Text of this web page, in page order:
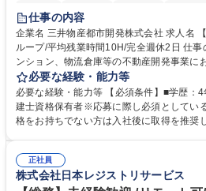
在宅OK
賞与あり
駅近5分以内
土日祝休み 寮・社宅あ
仕事の内容
企業名 三井物産都市開発株式会社 求人名 【営業事務】業務職/三井物産グ
ループ/平均残業時間10H/完全週休2日 仕事の内容 オフィスビル、賃貸マ
ンション、物流倉庫等の不動産開発事業に
貸運営、売却、仲介・活用提案等を行う営
いただきます。 【詳細】・契約書管理、契約書製本、捺印対応、ファイリ
ング、登記簿取得、調書取得・支払業務（
求・支払データ登録、取引先マスター申請
の他に担当頂く業務が発生する場合があります。 募集職種 【営
業務職/三井物産グループ/平均残業時間10H/
必要な経験・能力等
必要な経験・能力等 【必須条件】■学歴：
建士資格保有者※応募に際し必須としてい
格をお持ちでない方は入社後に取得を推奨
ション力がある方。 ・チャレンジを厭わず
方。多様な関係者と謙虚に信頼関係を構築
正社員
株式会社日本レジストリサービス